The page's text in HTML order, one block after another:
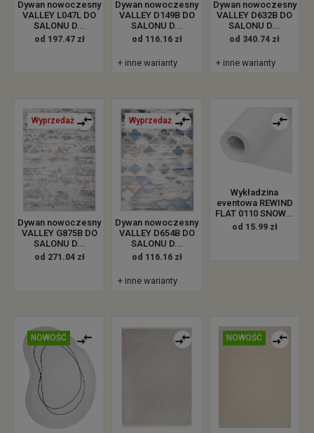
Dywan nowoczesny
VALLEY L047L DO
SALONU D...
od 197.47 zł
Dywan nowoczesny
VALLEY D149B DO
SALONU D...
od 116.16 zł
+ inne warianty
Dywan nowoczesny
VALLEY D632B DO
SALONU D...
od 340.74 zł
+ inne warianty
Wyprzedaż
Dywan nowoczesny
VALLEY G875B DO
SALONU D...
od 271.04 zł
Wyprzedaż
Dywan nowoczesny
VALLEY D654B DO
SALONU D...
od 116.16 zł
+ inne warianty
Wykładzina
eventowa REWIND
FLAT 0110 SNOW...
od 15.99 zł
NOWOŚĆ NOWOŚĆ